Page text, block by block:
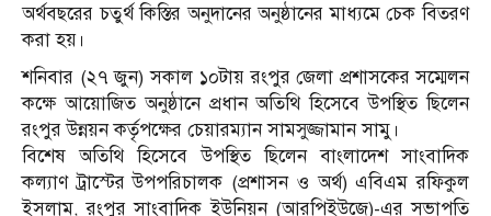
অর্থবছরের চতুর্থ কিস্তির অনুদানের অনুষ্ঠানের মাধ্যমে চেক বিতরণ
করা হয়।
শনিবার (২৭ জুন) সকাল ১০টায় রংপুর জেলা প্রশাসকের সম্মেলন
কক্ষে আয়োজিত অনুষ্ঠানে প্রধান অতিথি হিসেবে উপস্থিত ছিলেন
রংপুর উন্নয়ন কর্তৃপক্ষের চেয়ারম্যান সামসুজ্জামান সামু।
বিশেষ অতিথি হিসেবে উপস্থিত ছিলেন বাংলাদেশ সাংবাদিক
কল্যাণ ট্রাস্টের উপপরিচালক (প্রশাসন ও অর্থ) এবিএম রফিকুল
ইসলাম, রংপুর সাংবাদিক ইউনিয়ন (আরপিইউজে)-এর সভাপতি